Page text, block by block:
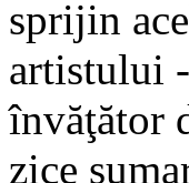
sprijin
artistului
învăţător
zice